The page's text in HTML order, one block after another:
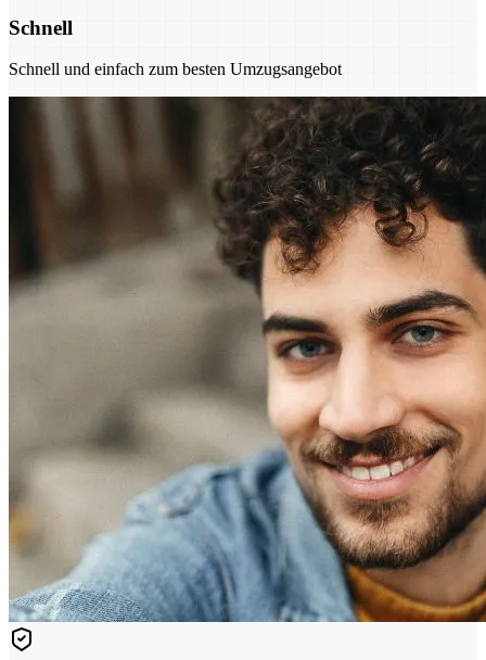
Schnell
Schnell und einfach zum besten Umzugsangebot